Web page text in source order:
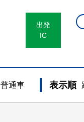
出発
IC
普通車 表示順